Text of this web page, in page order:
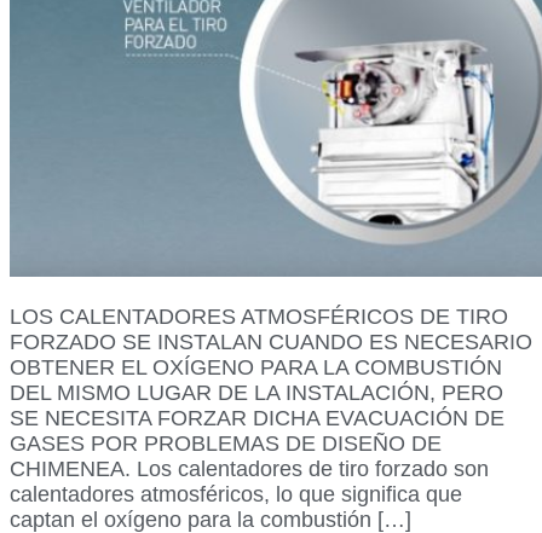
LOS CALENTADORES ATMOSFÉRICOS DE TIRO
FORZADO SE INSTALAN CUANDO ES NECESARIO
OBTENER EL OXÍGENO PARA LA COMBUSTIÓN
DEL MISMO LUGAR DE LA INSTALACIÓN, PERO
SE NECESITA FORZAR DICHA EVACUACIÓN DE
GASES POR PROBLEMAS DE DISEÑO DE
CHIMENEA. Los calentadores de tiro forzado son
calentadores atmosféricos, lo que significa que
captan el oxígeno para la combustión […]